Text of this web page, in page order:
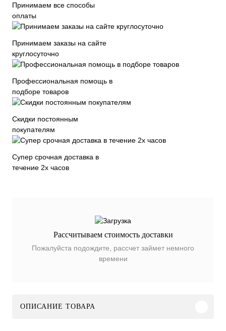
Принимаем все способы
оплаты
Принимаем заказы на сайте
круглосуточно
Профессиональная помощь в
подборе товаров
Скидки постоянным
покупателям
Супер срочная доставка в
течение 2х часов
Рассчитываем стоимость доставки
Пожалуйста подождите, рассчет займет немного
времени
ОПИСАНИЕ ТОВАРА